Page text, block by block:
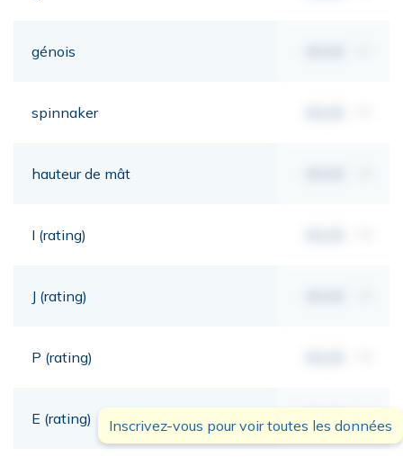
génois
spinnaker
hauteur de mât
I (rating)
J (rating)
P (rating)
E (rating) 00,00
Inscrivez-vous pour voir toutes les données